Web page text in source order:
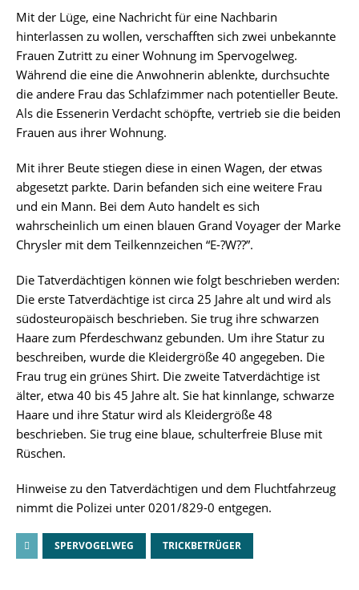
Mit der Lüge, eine Nachricht für eine Nachbarin
hinterlassen zu wollen, verschafften sich zwei unbekannte
Frauen Zutritt zu einer Wohnung im Spervogelweg.
Während die eine die Anwohnerin ablenkte, durchsuchte
die andere Frau das Schlafzimmer nach potentieller Beute.
Als die Essenerin Verdacht schöpfte, vertrieb sie die beiden
Frauen aus ihrer Wohnung.
Mit ihrer Beute stiegen diese in einen Wagen, der etwas
abgesetzt parkte. Darin befanden sich eine weitere Frau
und ein Mann. Bei dem Auto handelt es sich
wahrscheinlich um einen blauen Grand Voyager der Marke
Chrysler mit dem Teilkennzeichen “E-?W??”.
Die Tatverdächtigen können wie folgt beschrieben werden:
Die erste Tatverdächtige ist circa 25 Jahre alt und wird als
südosteuropäisch beschrieben. Sie trug ihre schwarzen
Haare zum Pferdeschwanz gebunden. Um ihre Statur zu
beschreiben, wurde die Kleidergröße 40 angegeben. Die
Frau trug ein grünes Shirt. Die zweite Tatverdächtige ist
älter, etwa 40 bis 45 Jahre alt. Sie hat kinnlange, schwarze
Haare und ihre Statur wird als Kleidergröße 48
beschrieben. Sie trug eine blaue, schulterfreie Bluse mit
Rüschen.
Hinweise zu den Tatverdächtigen und dem Fluchtfahrzeug
nimmt die Polizei unter 0201/829-0 entgegen.
SPERVOGELWEG TRICKBETRÜGER